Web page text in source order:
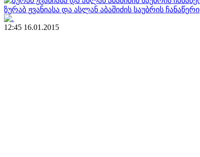
ზურაბ ჟვანიასა და ასლან აბაშიძის საუბრის ჩანაწერი
12:45 16.01.2015